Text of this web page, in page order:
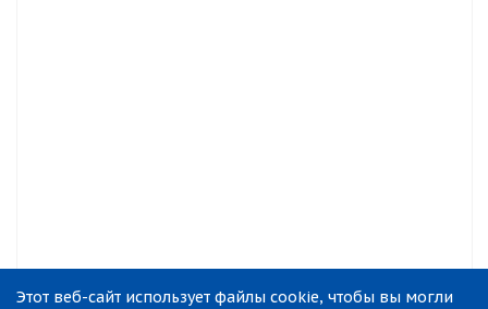
Этот веб-сайт использует файлы cookie, чтобы вы могли